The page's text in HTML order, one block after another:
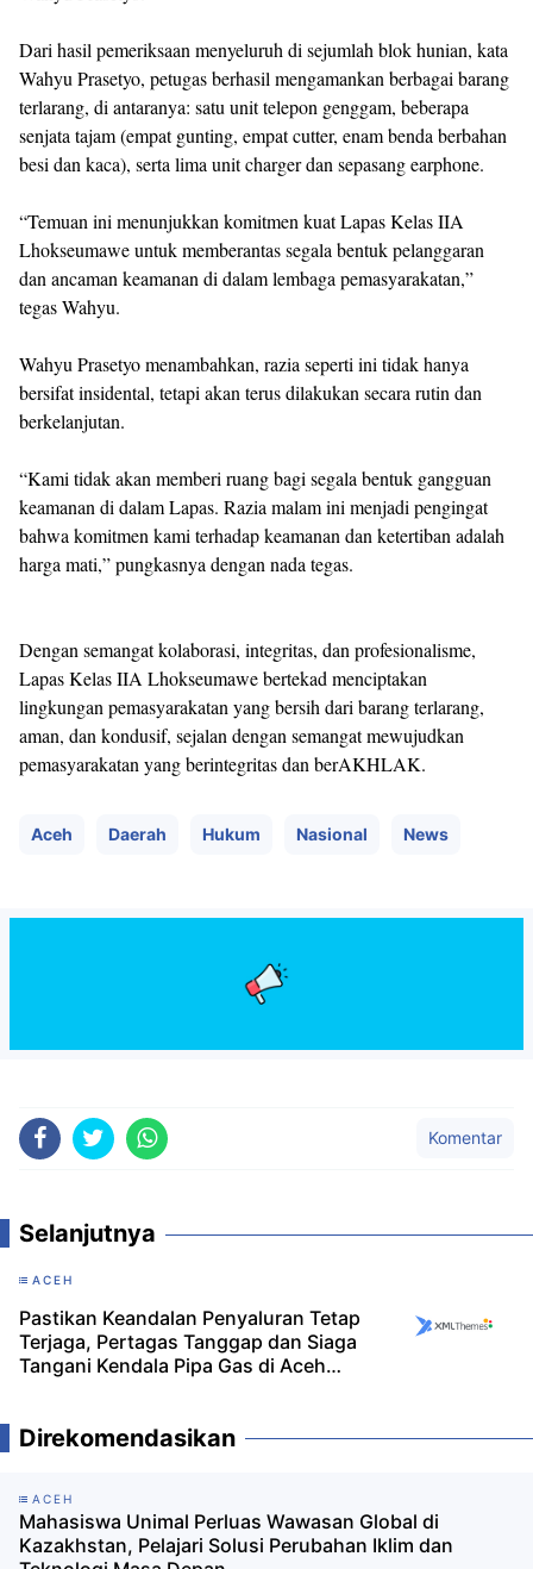
Dari hasil pemeriksaan menyeluruh di sejumlah blok hunian, kata
Wahyu Prasetyo, petugas berhasil mengamankan berbagai barang
terlarang, di antaranya: satu unit telepon genggam, beberapa
senjata tajam (empat gunting, empat cutter, enam benda berbahan
besi dan kaca), serta lima unit charger dan sepasang earphone.
“Temuan ini menunjukkan komitmen kuat Lapas Kelas IIA
Lhokseumawe untuk memberantas segala bentuk pelanggaran
dan ancaman keamanan di dalam lembaga pemasyarakatan,”
tegas Wahyu.
Wahyu Prasetyo menambahkan, razia seperti ini tidak hanya
bersifat insidental, tetapi akan terus dilakukan secara rutin dan
berkelanjutan.
“Kami tidak akan memberi ruang bagi segala bentuk gangguan
keamanan di dalam Lapas. Razia malam ini menjadi pengingat
bahwa komitmen kami terhadap keamanan dan ketertiban adalah
harga mati,” pungkasnya dengan nada tegas.
Dengan semangat kolaborasi, integritas, dan profesionalisme,
Lapas Kelas IIA Lhokseumawe bertekad menciptakan
lingkungan pemasyarakatan yang bersih dari barang terlarang,
aman, dan kondusif, sejalan dengan semangat mewujudkan
pemasyarakatan yang berintegritas dan berAKHLAK.
Aceh Daerah Hukum Nasional News
Komentar
Selanjutnya
ACEH
Pastikan Keandalan Penyaluran Tetap
Terjaga, Pertagas Tanggap dan Siaga
Tangani Kendala Pipa Gas di Aceh
Direkomendasikan
ACEH
Mahasiswa Unimal Perluas Wawasan Global di
Kazakhstan, Pelajari Solusi Perubahan Iklim dan